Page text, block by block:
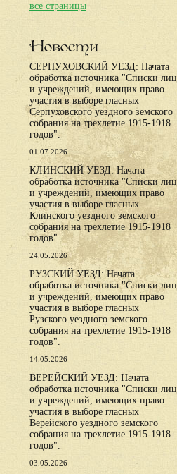
все страницы
Новости
СЕРПУХОВСКИЙ УЕЗД: Начата
обработка источника "Списки лиц
и учреждений, имеющих право
участия в выборе гласных
Серпуховского уездного земского
собрания на трехлетие 1915-1918
годов".
01.07.2026
КЛИНСКИЙ УЕЗД: Начата
обработка источника "Списки лиц
и учреждений, имеющих право
участия в выборе гласных
Клинского уездного земского
собрания на трехлетие 1915-1918
годов".
24.05.2026
РУЗСКИЙ УЕЗД: Начата
обработка источника "Списки лиц
и учреждений, имеющих право
участия в выборе гласных
Рузского уездного земского
собрания на трехлетие 1915-1918
годов".
14.05.2026
ВЕРЕЙСКИЙ УЕЗД: Начата
обработка источника "Списки лиц
и учреждений, имеющих право
участия в выборе гласных
Верейского уездного земского
собрания на трехлетие 1915-1918
годов".
03.05.2026